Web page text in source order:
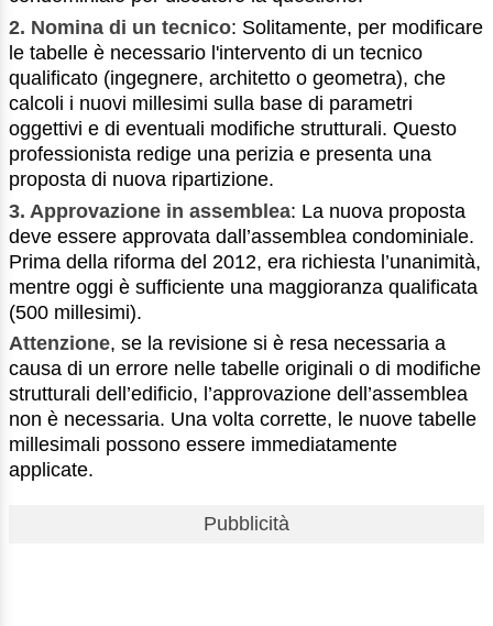
2. Nomina di un tecnico: Solitamente, per modificare
le tabelle è necessario l'intervento di un tecnico
qualificato (ingegnere, architetto o geometra), che
calcoli i nuovi millesimi sulla base di parametri
oggettivi e di eventuali modifiche strutturali. Questo
professionista redige una perizia e presenta una
proposta di nuova ripartizione.
3. Approvazione in assemblea: La nuova proposta
deve essere approvata dall’assemblea condominiale.
Prima della riforma del 2012, era richiesta l’unanimità,
mentre oggi è sufficiente una maggioranza qualificata
(500 millesimi).
Attenzione, se la revisione si è resa necessaria a
causa di un errore nelle tabelle originali o di modifiche
strutturali dell’edificio, l’approvazione dell’assemblea
non è necessaria. Una volta corrette, le nuove tabelle
millesimali possono essere immediatamente
applicate.
Pubblicità